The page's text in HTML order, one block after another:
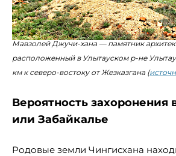
Мавзолей Джучи-хана — памятник
расположенный в Улытауском р-не
км к северо-востоку от Жезказгана (
Вероятность захоронения
или Забайкалье
Родовые земли Чингисхана